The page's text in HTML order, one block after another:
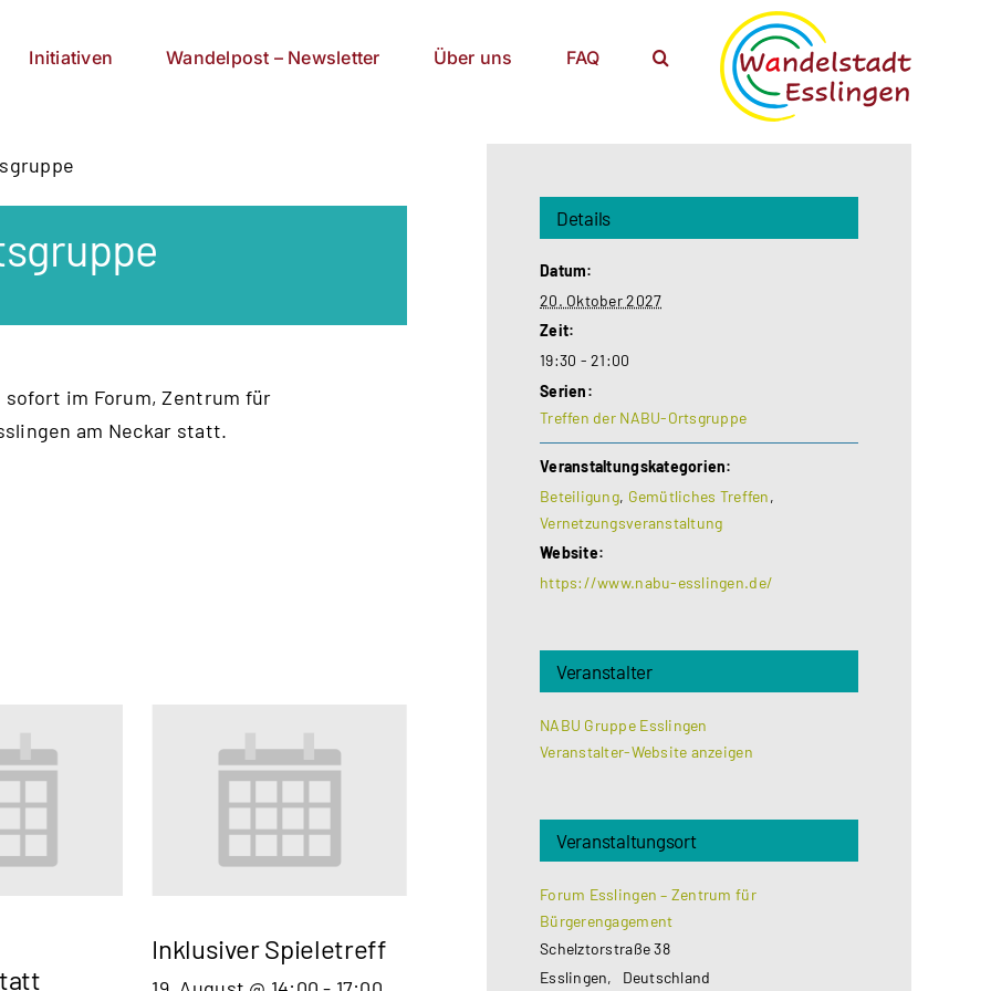
Initiativen Wandelpost – Newsletter Über uns FAQ
im Forum, Zentrum für
am Neckar statt.
Inklusiver Spieletreff
Details
Datum:
20. Oktober 2027
Zeit:
19:30 - 21:00
Serien:
Treffen der NABU-Ortsgruppe
Veranstaltungskategorien:
Beteiligung, Gemütliches Treffen,
Vernetzungsveranstaltung
Website:
https://www.nabu-esslingen.de/
Veranstalter
NABU Gruppe Esslingen
Veranstalter-Website anzeigen
Veranstaltungsort
Forum Esslingen – Zentrum für
Bürgerengagement
Schelztorstraße 38
Esslingen, Deutschland